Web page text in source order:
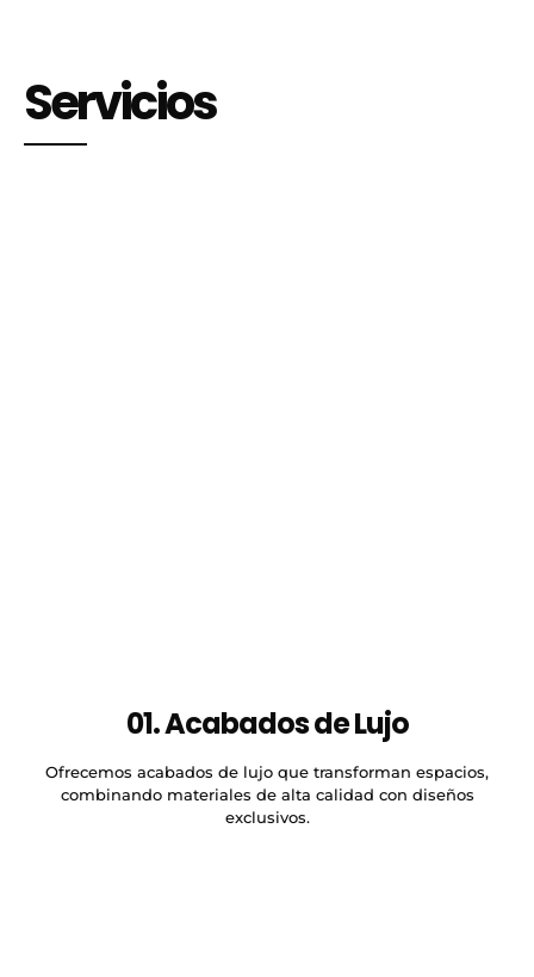
01. Acabados de Lujo
Ofrecemos acabados de lujo que transforman espacios,
combinando materiales de alta calidad con diseños
exclusivos.
Servicios